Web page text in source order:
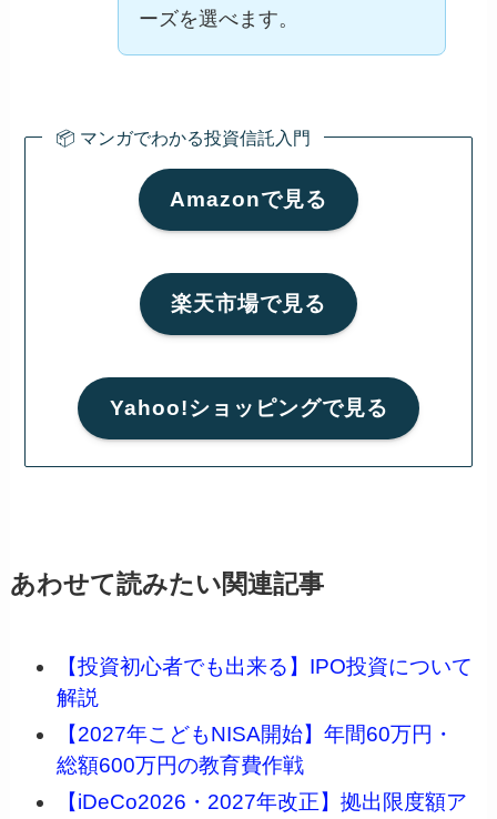
ーズを選べます。
📦 マンガでわかる投資信託入門
Amazonで見る
楽天市場で見る
Yahoo!ショッピングで見る
あわせて読みたい関連記事
【投資初心者でも出来る】IPO投資について
解説
【2027年こどもNISA開始】年間60万円・
総額600万円の教育費作戦
【iDeCo2026・2027年改正】拠出限度額ア